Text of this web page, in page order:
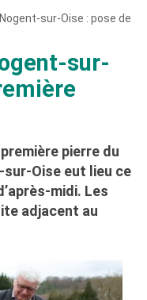
sur-Oise : pose de
sur-
pierre du
Oise eut lieu ce
midi. Les
adjacent au